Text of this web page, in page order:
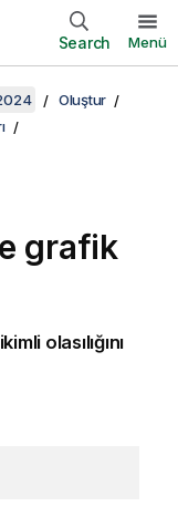
Search Menü
Oluştur
grafik
olasılığını